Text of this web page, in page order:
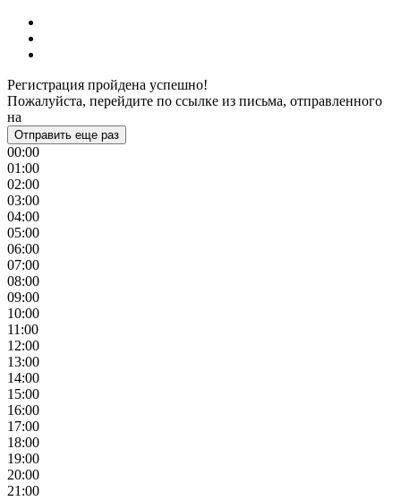
Регистрация пройдена успешно!
Пожалуйста, перейдите по ссылке из письма, отправленного
на
Отправить еще раз
00:00
01:00
02:00
03:00
04:00
05:00
06:00
07:00
08:00
09:00
10:00
11:00
12:00
13:00
14:00
15:00
16:00
17:00
18:00
19:00
20:00
21:00